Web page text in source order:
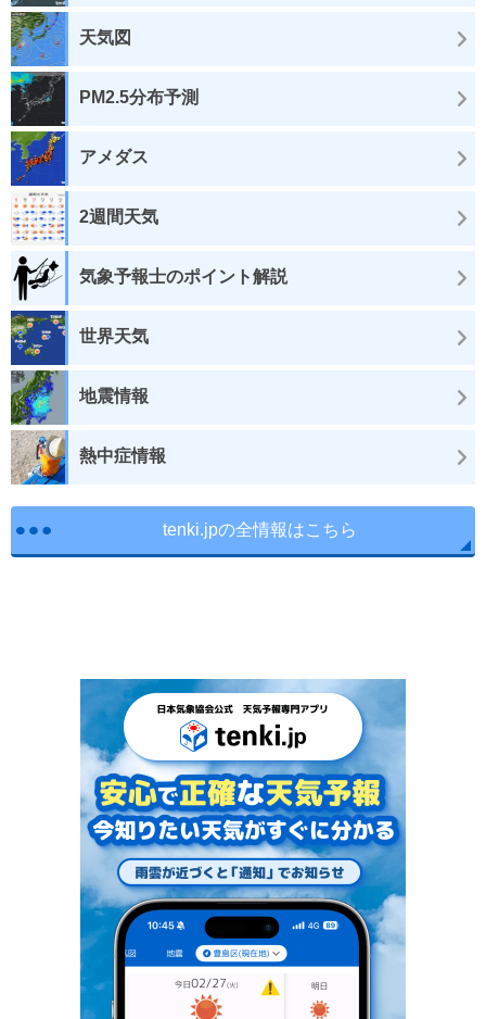
天気図
PM2.5分布予測
アメダス
2週間天気
気象予報士のポイント解説
世界天気
地震情報
熱中症情報
tenki.jpの全情報はこちら